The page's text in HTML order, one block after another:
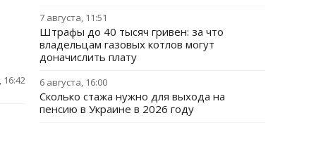
16:42
7 августа, 11:51
Штрафы до 40 тысяч гривен: за что
владельцам газовых котлов могут
доначислить плату
6 августа, 16:00
Сколько стажа нужно для выхода на
пенсию в Украине в 2026 году